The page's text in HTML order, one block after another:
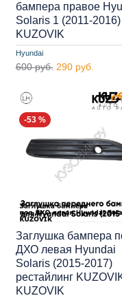
Hyundai
бампера правое
Solaris 1 (2011-2016)
KUZOVIK
600 руб. 290 руб.
-53 %
Заглушка бампера
ДХО левая Hyundai
Solaris (2015-2017)
рестайлинг
KUZOVIK